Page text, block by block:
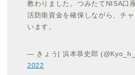
教わりました。つみたてNISA口
活防衛資金を確保しながら、チ
います。
— きょう| 浜本恭史郎
2022